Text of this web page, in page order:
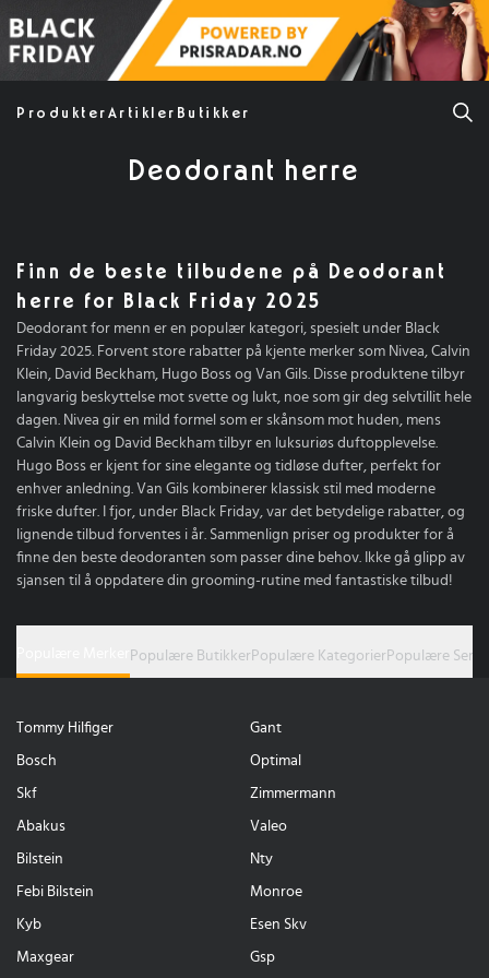
Produkter Artikler Butikker
Deodorant herre
Finn de beste tilbudene på Deodorant
herre for Black Friday 2025
Deodorant for menn er en populær kategori, spesielt under Black
Friday 2025. Forvent store rabatter på kjente merker som Nivea, Calvin
Klein, David Beckham, Hugo Boss og Van Gils. Disse produktene tilbyr
langvarig beskyttelse mot svette og lukt, noe som gir deg selvtillit hele
dagen. Nivea gir en mild formel som er skånsom mot huden, mens
Calvin Klein og David Beckham tilbyr en luksuriøs duftopplevelse.
Hugo Boss er kjent for sine elegante og tidløse dufter, perfekt for
enhver anledning. Van Gils kombinerer klassisk stil med moderne
friske dufter. I fjor, under Black Friday, var det betydelige rabatter, og
lignende tilbud forventes i år. Sammenlign priser og produkter for å
finne den beste deodoranten som passer dine behov. Ikke gå glipp av
sjansen til å oppdatere din grooming-rutine med fantastiske tilbud!
Populære Butikker Populære Kategorier Populære Serie
Tommy Hilfiger Gant
Bosch Optimal
Skf Zimmermann
Abakus Valeo
Bilstein Nty
Febi Bilstein Monroe
Kyb Esen Skv
Maxgear Gsp